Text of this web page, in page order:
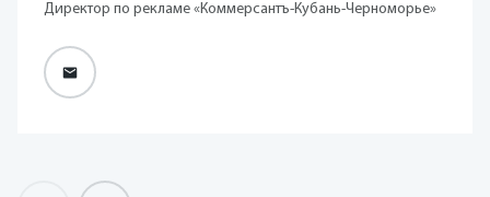
Директор по рекламе «Коммерсантъ-Кубань-Черноморье»